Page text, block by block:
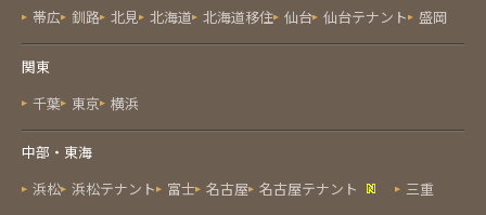
帯広 釧路 北見 北海道 北海道移住 仙台 仙台テナント 盛岡
関東
千葉 東京 横浜
中部・東海
浜松 浜松テナント 富士 名古屋 名古屋テナント 三重